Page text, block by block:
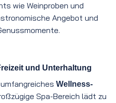
wie Weinproben und
Angebot und
und Unterhaltung
Wellness-
Spa-Bereich lädt zu